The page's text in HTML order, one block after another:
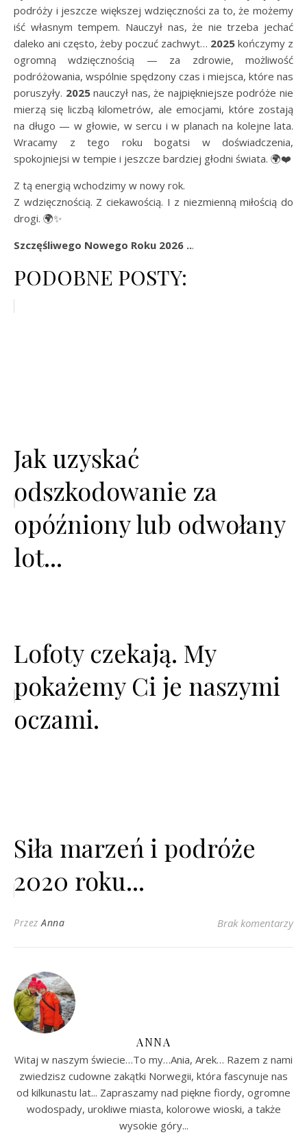
podróży i jeszcze większej wdzięczności za to, że możemy
iść własnym tempem. Nauczył nas, że nie trzeba jechać
daleko ani często, żeby poczuć zachwyt… 2025 kończymy z
ogromną wdzięcznością — za zdrowie, możliwość
podróżowania, wspólnie spędzony czas i miejsca, które nas
poruszyły. 2025nauczył nas, że najpiękniejsze podróże nie
mierzą się liczbą kilometrów, ale emocjami, które zostają
na długo — w głowie, w sercu i w planach na kolejne lata.
Wracamy z tego roku bogatsi w doświadczenia,
spokojniejsi w tempie i jeszcze bardziej głodni świata. 🌍❤️
Z tą energią wchodzimy w nowy rok.
Z wdzięcznością. Z ciekawością. I z niezmienną miłością do
drogi. 🌍✨
Szczęśliwego Nowego Roku 2026 ...
PODOBNE POSTY:
Jak uzyskać
odszkodowanie za
opóźniony lub odwołany
lot...
Lofoty czekają. My
pokażemy Ci je naszymi
oczami.
Siła marzeń i podróże
2020 roku...
PrzezAnna Brak komentarzy
ANNA
Witaj w naszym świecie…To my…Ania, Arek… Razem z nami
zwiedzisz cudowne zakątki Norwegii, która fascynuje nas
od kilkunastu lat... Zapraszamy nad piękne fiordy, ogromne
wodospady, urokliwe miasta, kolorowe wioski, a także
wysokie góry...